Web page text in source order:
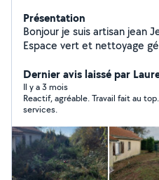
Présentation
Bonjour je suis artisan jean Je suis Dans l'entretien
Espace vert et nettoyage
fais tout ce qui est abattage
Entretien de jardin Taille de
de pelouse Débroussaillage
Taille d'arbre Mise en forme des arbres Dessouchage
Pose de clôture Et dans l'entretien du bâtiment Je fais
tout ce qui est Nettoyage
Muret Dallage pignon
Nettoyage et débouchage
Dernier avis laissé par
Il y a 3 mois
Reactif, agréable. Travail fait au
services.